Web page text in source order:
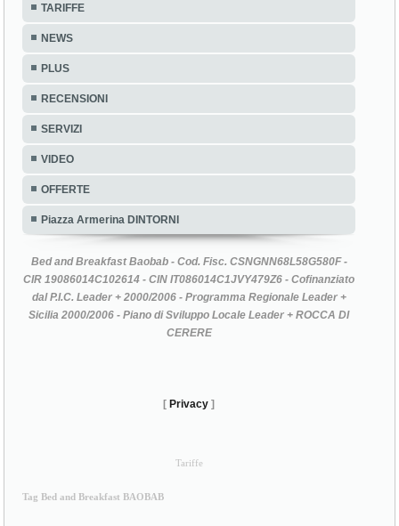
TARIFFE
NEWS
PLUS
RECENSIONI
SERVIZI
VIDEO
OFFERTE
Piazza Armerina DINTORNI
Bed and Breakfast Baobab - Cod. Fisc. CSNGNN68L58G580F -
CIR 19086014C102614 - CIN IT086014C1JVY479Z6 - Cofinanziato
dal P.I.C. Leader + 2000/2006 - Programma Regionale Leader +
Sicilia 2000/2006 - Piano di Sviluppo Locale Leader + ROCCA DI
CERERE
[ Privacy ]
Tariffe
Tag Bed and Breakfast BAOBAB